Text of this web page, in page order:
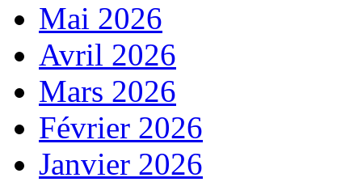
Mai 2026
Avril 2026
Mars 2026
Février 2026
Janvier 2026